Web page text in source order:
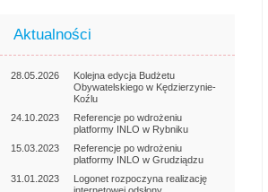
Aktualności
28.05.2026
Kolejna edycja Budżetu
Obywatelskiego w Kędzierzynie-
Koźlu
24.10.2023
Referencje po wdrożeniu
platformy INLO w Rybniku
15.03.2023
Referencje po wdrożeniu
platformy INLO w Grudziądzu
31.01.2023
Logonet rozpoczyna realizację